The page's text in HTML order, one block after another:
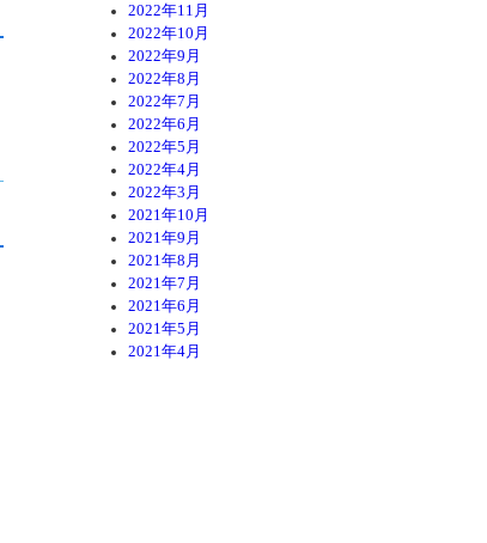
2022年11月
2022年10月
2022年9月
2022年8月
2022年7月
2022年6月
2022年5月
2022年4月
2022年3月
2021年10月
2021年9月
2021年8月
2021年7月
2021年6月
2021年5月
2021年4月